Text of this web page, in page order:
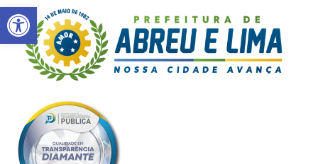
Abrir a barra de ferramentas
Skip
to
content